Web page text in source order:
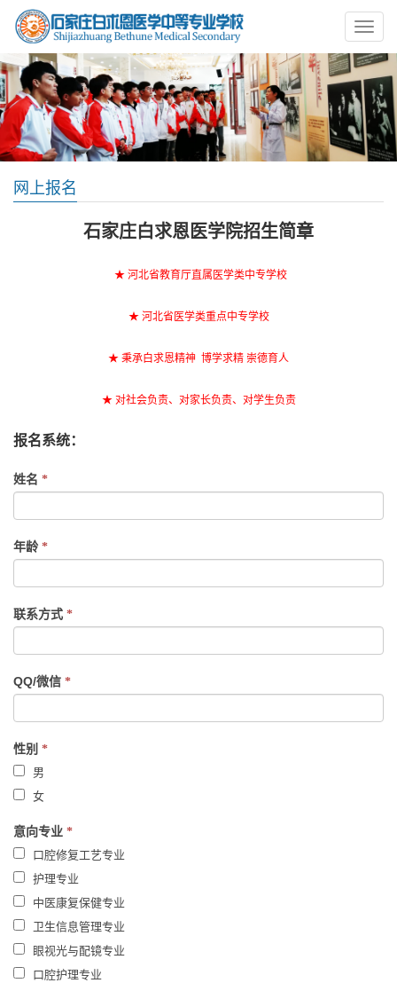
网上报名
石家庄白求恩医学院招生简章
★ 河北省教育厅直属医学类中专学校
★ 河北省医学类重点中专学校
★ 秉承白求恩精神 博学求精 崇德育人
★ 对社会负责、对家长负责、对学生负责
报名系统：
If
are
human,
leave
this
field
blank.
姓名 *
年龄 *
联系方式 *
QQ/微信 *
性别 *
男
女
意向专业 *
口腔修复工艺专业
护理专业
中医康复保健专业
卫生信息管理专业
眼视光与配镜专业
口腔护理专业